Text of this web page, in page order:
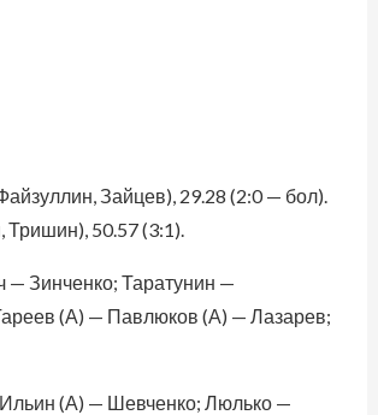
Зайцев), 29.28 (2:0 — бол).
Тришин), 50.57 (3:1).
Зинченко; Таратунин —
(А) — Павлюков (А) — Лазарев;
(А) — Шевченко; Люлько —